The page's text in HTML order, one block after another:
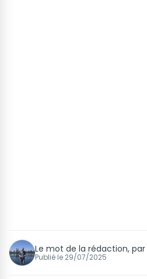
Le mot de la rédaction, par
Publié le 29/07/2025